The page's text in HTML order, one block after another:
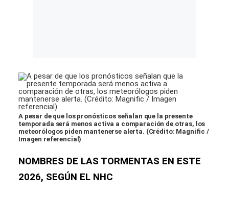
A pesar de que los pronósticos señalan que la presente
temporada será menos activa a comparación de otras, los
meteorólogos piden mantenerse alerta. (Crédito: Magnific /
Imagen referencial)
NOMBRES DE LAS TORMENTAS EN ESTE
2026, SEGÚN EL NHC